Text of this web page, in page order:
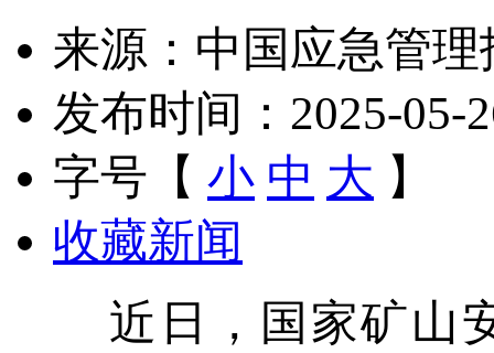
来源：中国应急管理
发布时间：2025-05-
字号【 小 中 大 】
收藏新闻
近日，国家矿山安